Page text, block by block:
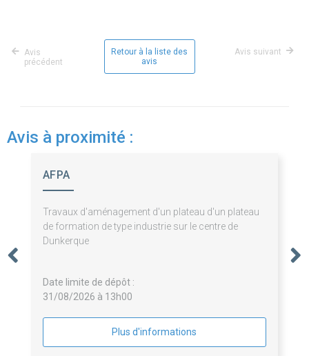
Avis
précédent
Retour à la liste des
avis
Avis suivant
Avis à proximité :
AFPA
Travaux d'aménagement d'un plateau d'un plateau
de formation de type industrie sur le centre de
Dunkerque
Date limite de dépôt :
31/08/2026 à 13h00
Plus d'informations